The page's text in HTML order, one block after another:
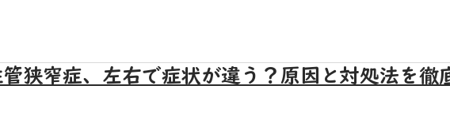
狭窄症、左右で症状が違う？原因と対処法を徹